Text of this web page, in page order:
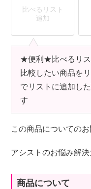
比べるリスト
追加
★便利★比べるリス
比較したい商品を
でリストに追加し
す
この商品についての
アシストのお悩み解
商品について